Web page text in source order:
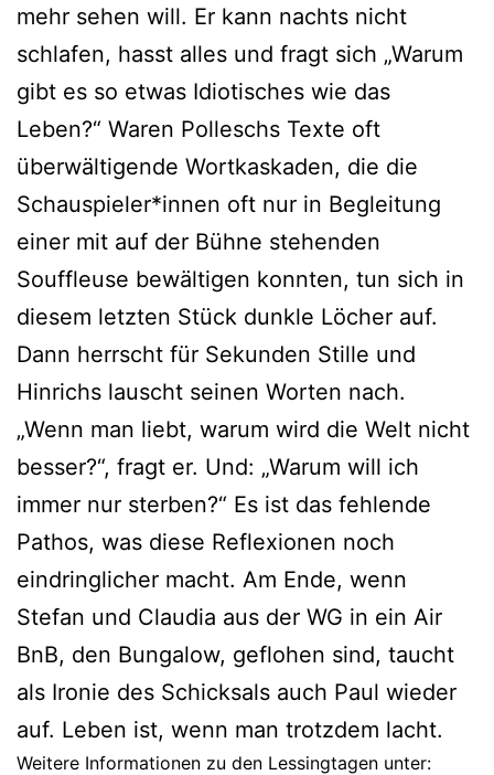
mehr sehen will. Er kann nachts nicht
schlafen, hasst alles und fragt sich „Warum
gibt es so etwas Idiotisches wie das
Leben?“ Waren Polleschs Texte oft
überwältigende Wortkaskaden, die die
Schauspieler*innen oft nur in Begleitung
einer mit auf der Bühne stehenden
Souffleuse bewältigen konnten, tun sich in
diesem letzten Stück dunkle Löcher auf.
Dann herrscht für Sekunden Stille und
Hinrichs lauscht seinen Worten nach.
„Wenn man liebt, warum wird die Welt nicht
besser?“, fragt er. Und: „Warum will ich
immer nur sterben?“ Es ist das fehlende
Pathos, was diese Reflexionen noch
eindringlicher macht. Am Ende, wenn
Stefan und Claudia aus der WG in ein Air
BnB, den Bungalow, geflohen sind, taucht
als Ironie des Schicksals auch Paul wieder
auf. Leben ist, wenn man trotzdem lacht.
Weitere Informationen zu den Lessingtagen unter: